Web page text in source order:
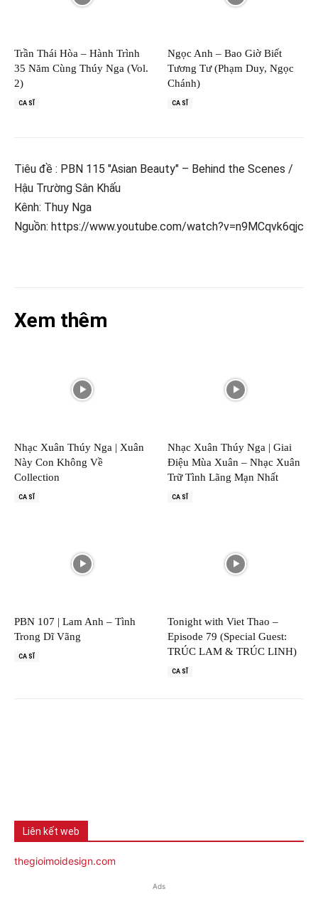
Trần Thái Hòa – Hành Trình
35 Năm Cùng Thúy Nga (Vol.
2)
CA SĨ
Ngọc Anh – Bao Giờ Biết
Tương Tư (Phạm Duy, Ngọc
Chánh)
CA SĨ
Tiêu đề : PBN 115 "Asian Beauty" – Behind the Scenes /
Hậu Trường Sân Khấu
Kênh: Thuy Nga
Nguồn: https://www.youtube.com/watch?v=n9MCqvk6qjc
Xem thêm
Nhạc Xuân Thúy Nga | Xuân
Này Con Không Về
Collection
CA SĨ
Nhạc Xuân Thúy Nga | Giai
Điệu Mùa Xuân – Nhạc Xuân
Trữ Tình Lãng Mạn Nhất
CA SĨ
PBN 107 | Lam Anh – Tình
Trong Dĩ Vãng
CA SĨ
Tonight with Viet Thao –
Episode 79 (Special Guest:
TRÚC LAM & TRÚC LINH)
CA SĨ
Liên kết web
thegioimoidesign.com
Ads